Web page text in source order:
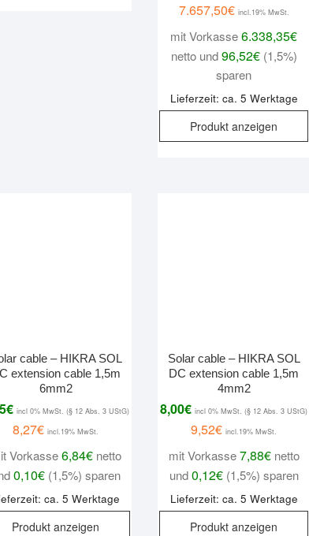
7.657,50€ incl.19% MwSt.
mit Vorkasse6.338,35€
netto und96,52€(1,5%)
sparen
Lieferzeit: ca. 5 Werktage
Produkt anzeigen
cable – HIKRA SOL
extension cable 1,5m
6mm2
€ incl 0% MwSt. (§ 12 Abs. 3 UStG)
8,27€ incl.19% MwSt.
Vorkasse6,84€netto
0,10€(1,5%) sparen
ca. 5 Werktage
Produkt anzeigen
Solar cable – HIKRA SOL
DC extension cable 1,5m
4mm2
8,00€ incl 0% MwSt. (§ 12 Abs. 3 UStG)
9,52€ incl.19% MwSt.
mit Vorkasse7,88€netto
und0,12€(1,5%) sparen
Lieferzeit: ca. 5 Werktage
Produkt anzeigen